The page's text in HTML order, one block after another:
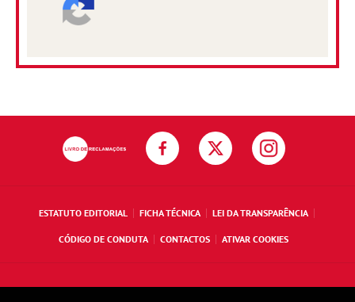
ESTATUTO EDITORIAL FICHA TÉCNICA LEI DA TRANSPARÊNCIA
CÓDIGO DE CONDUTA CONTACTOS ATIVAR COOKIES